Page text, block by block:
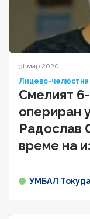
31 мар 2020
Лицево-челюстна
Смелият
опериран
Радослав
време на
УМБАЛ